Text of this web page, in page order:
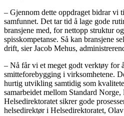
– Gjennom dette oppdraget bidrar vi
samfunnet. Det tar tid å lage gode
bransjene med, for nettopp struktur
spisskompetanse. Så kan bransjene
drift, sier Jacob Mehus,
– Nå får vi et meget godt verktøy for
smitteforebygging i virksomhetene.
hurtig utvikling samtidig som
samarbeidet mellom Standard
Helsedirektoratet sikrer gode
helsedirektør i Helsedirektoratet,